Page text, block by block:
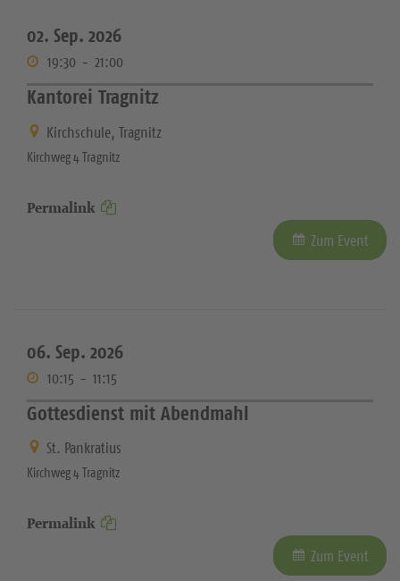
02. Sep. 2026
19:30 - 21:00
Kantorei Tragnitz
Kirchschule, Tragnitz
Kirchweg 4 Tragnitz
Permalink
Zum Event
06. Sep. 2026
10:15 - 11:15
Gottesdienst mit Abendmahl
St. Pankratius
Kirchweg 4 Tragnitz
Permalink
Zum Event